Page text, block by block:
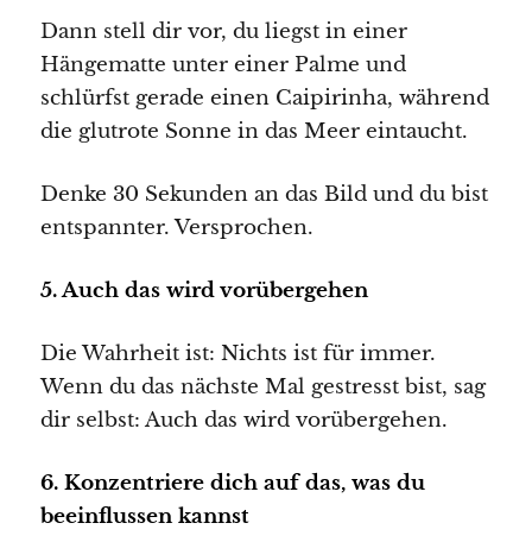
Dann stell dir vor, du liegst in einer
Hängematte unter einer Palme und
schlürfst gerade einen Caipirinha, während
die glutrote Sonne in das Meer eintaucht.
Denke 30 Sekunden an das Bild und du bist
entspannter. Versprochen.
5. Auch das wird vorübergehen
Die Wahrheit ist: Nichts ist für immer.
Wenn du das nächste Mal gestresst bist, sag
dir selbst: Auch das wird vorübergehen.
6. Konzentriere dich auf das, was du
beeinflussen kannst